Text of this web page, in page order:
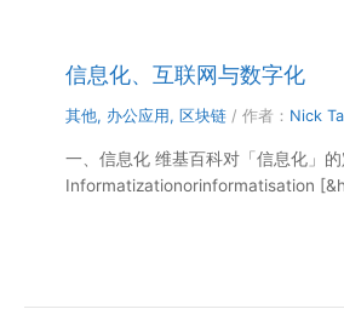
信息化、互联网与数字化
其他, 办公应用 , 区块链 / 作者： Nick
一、信息化 维基百科对「信息化」
Informatizationorinformatisation